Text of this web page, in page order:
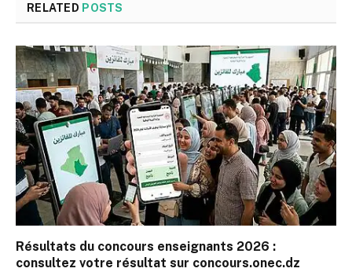
RELATED POSTS
Résultats du concours enseignants 2026 :
consultez votre résultat sur concours.onec.dz